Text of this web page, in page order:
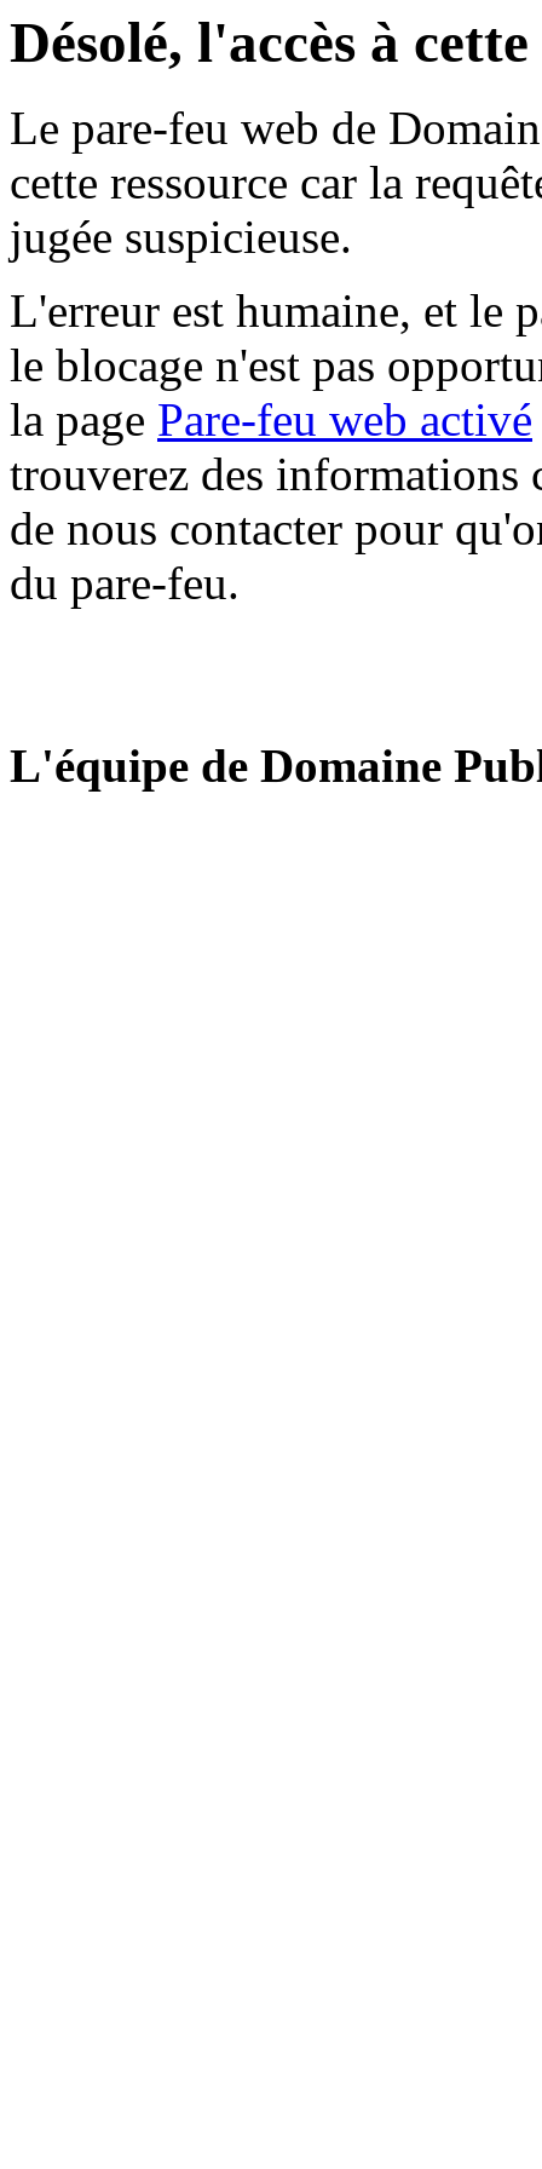
Désolé, l'accès à
Le pare-feu web de
cette ressource car la
jugée suspicieuse.
L'erreur est humaine, et le
le blocage n'est pas
la page Pare-feu web activé
trouverez des informations
de nous contacter pour
du pare-feu.
L'équipe de Domaine